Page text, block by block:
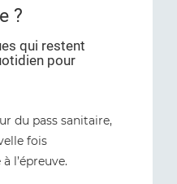
?
qui restent
pour
du pass sanitaire,
fois
l’épreuve.